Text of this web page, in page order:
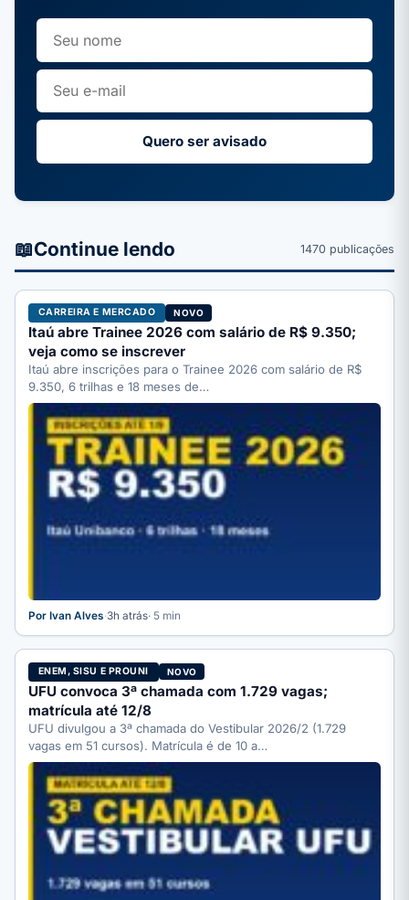
Quero ser avisado
📖Continue lendo 1470 publicações
CARREIRA E MERCADO NOVO
Itaú abre Trainee 2026 com salário de R$ 9.350;
veja como se inscrever
Itaú abre inscrições para o Trainee 2026 com salário de R$
9.350, 6 trilhas e 18 meses de…
Por Ivan Alves·3h atrás· 5 min
ENEM, SISU E PROUNI NOVO
UFU convoca 3ª chamada com 1.729 vagas;
matrícula até 12/8
UFU divulgou a 3ª chamada do Vestibular 2026/2 (1.729
vagas em 51 cursos). Matrícula é de 10 a…